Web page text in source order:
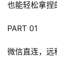
也能轻松拿捏
PART 01
微信直连，远